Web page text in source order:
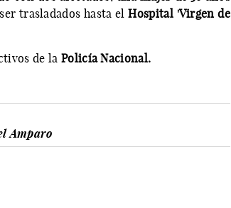
trasladados hasta elHospital 'Virgen de
de la Policía Nacional.
Amparo